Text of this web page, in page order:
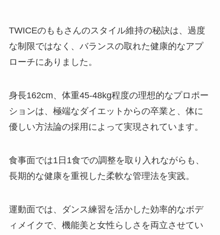
TWICEのももさんのスタイル維持の秘訣は、過度
な制限ではなく、バランスの取れた健康的なアプ
ローチにありました。
身長162cm、体重45-48kg程度の理想的なプロポー
ションは、極端なダイエットからの卒業と、体に
優しい方法論の採用によって実現されています。
食事面では1日1食での調整を取り入れながらも、
長期的な健康を重視した柔軟な管理法を実践。
運動面では、ダンス練習を活かした効率的なボデ
ィメイクで、機能美と女性らしさを両立させてい